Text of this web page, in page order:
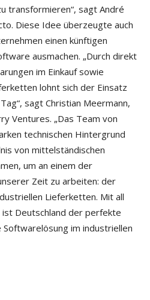
transformieren“, sagt André
Diese Idee überzeugte auch
einen künftigen
ausmachen. „Durch direkt
im Einkauf sowie
lohnt sich der Einsatz
sagt Christian Meermann,
Ventures. „Das Team von
technischen Hintergrund
von mittelständischen
um an einem der
Zeit zu arbeiten: der
Lieferketten. Mit all
ist Deutschland der perfekte
im industriellen